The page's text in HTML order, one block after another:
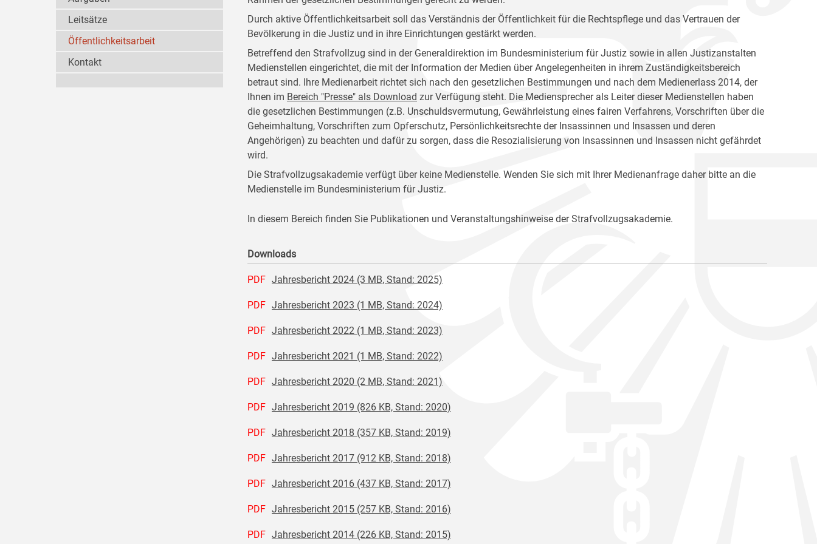
Durch aktive Öffentlichkeitsarbeit soll das Verständnis der Öffentlichkeit für die Rechtspflege und das Vertrauen der
Bevölkerung in die Justiz und in ihre Einrichtungen gestärkt werden.
Betreffend den Strafvollzug sind in der Generaldirektion im Bundesministerium für Justiz sowie in allen Justizanstalten
Medienstellen eingerichtet, die mit der Information der Medien über Angelegenheiten in ihrem Zuständigkeitsbereich
betraut sind. Ihre Medienarbeit richtet sich nach den gesetzlichen Bestimmungen und nach dem Medienerlass 2014, der
Ihnen im Bereich "Presse" als Download zur Verfügung steht. Die Mediensprecher als Leiter dieser Medienstellen haben
die gesetzlichen Bestimmungen (z.B. Unschuldsvermutung, Gewährleistung eines fairen Verfahrens, Vorschriften über die
Geheimhaltung, Vorschriften zum Opferschutz, Persönlichkeitsrechte der Insassinnen und Insassen und deren
Angehörigen) zu beachten und dafür zu sorgen, dass die Resozialisierung von Insassinnen und Insassen nicht gefährdet
wird.
Die Strafvollzugsakademie verfügt über keine Medienstelle. Wenden Sie sich mit Ihrer Medienanfrage daher bitte an die
Medienstelle im Bundesministerium für Justiz.
In diesem Bereich finden Sie Publikationen und Veranstaltungshinweise der Strafvollzugsakademie.
Downloads
PDF Jahresbericht 2024 (3 MB, Stand: 2025)
PDF Jahresbericht 2023 (1 MB, Stand: 2024)
PDF Jahresbericht 2022 (1 MB, Stand: 2023)
PDF Jahresbericht 2021 (1 MB, Stand: 2022)
PDF Jahresbericht 2020 (2 MB, Stand: 2021)
PDF Jahresbericht 2019 (826 KB, Stand: 2020)
PDF Jahresbericht 2018 (357 KB, Stand: 2019)
PDF Jahresbericht 2017 (912 KB, Stand: 2018)
PDF Jahresbericht 2016 (437 KB, Stand: 2017)
PDF Jahresbericht 2015 (257 KB, Stand: 2016)
PDF Jahresbericht 2014 (226 KB, Stand: 2015)
Leitsätze
Öffentlichkeitsarbeit
Kontakt